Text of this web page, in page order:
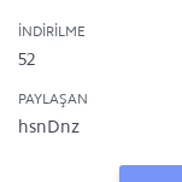
İNDIRILME
52
PAYLAŞAN
hsnDnz